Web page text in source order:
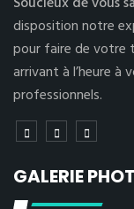
disposition notre
pour faire de votre
arrivant à l’heure à
professionnels.
GALERIE